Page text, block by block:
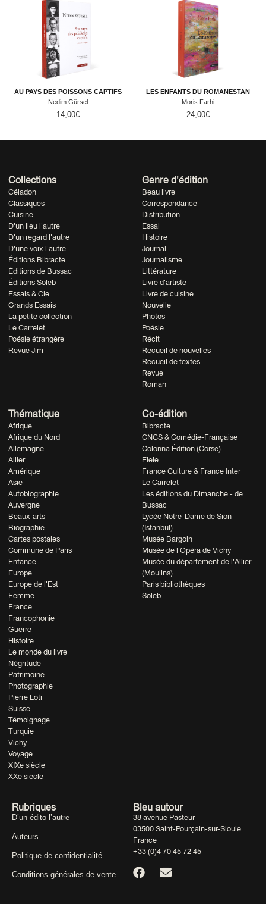
AU PAYS DES POISSONS CAPTIFS
Nedim Gürsel
14,00€
LES ENFANTS DU ROMANESTAN
Moris Farhi
24,00€
Collections
Céladon
Classiques
Cuisine
D'un lieu l'autre
D'un regard l'autre
D'une voix l'autre
Éditions Bibracte
Éditions de Bussac
Éditions Soleb
Essais & Cie
Grands Essais
La petite collection
Le Carrelet
Poésie étrangère
Revue Jim
Genre d'édition
Beau livre
Correspondance
Distribution
Essai
Histoire
Journal
Journalisme
Littérature
Livre d'artiste
Livre de cuisine
Nouvelle
Photos
Poésie
Récit
Recueil de nouvelles
Recueil de textes
Revue
Roman
Thématique
Afrique
Afrique du Nord
Allemagne
Allier
Amérique
Asie
Autobiographie
Auvergne
Beaux-arts
Biographie
Cartes postales
Commune de Paris
Enfance
Europe
Europe de l'Est
Femme
France
Francophonie
Guerre
Histoire
Le monde du livre
Négritude
Patrimoine
Photographie
Pierre Loti
Suisse
Témoignage
Turquie
Vichy
Voyage
XIXe siècle
XXe siècle
Co-édition
Bibracte
CNCS & Comédie-Française
Colonna Édition (Corse)
Elele
France Culture & France Inter
Le Carrelet
Les éditions du Dimanche - de
Bussac
Lycée Notre-Dame de Sion
(Istanbul)
Musée Bargoin
Musée de l'Opéra de Vichy
Musée du département de l'Allier
(Moulins)
Paris bibliothèques
Soleb
Rubriques
D’un édito l’autre
Auteurs
Politique de confidentialité
Conditions générales de vente
Bleu autour
38 avenue Pasteur
03500 Saint-Pourçain-sur-Sioule
France
+33 (0)4 70 45 72 45
—